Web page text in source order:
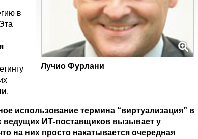
Лучио Фурлани
в
.
использование термина “виртуализация” в
ведущих ИТ-поставщиков вызывает у
на них просто накатывается очередная